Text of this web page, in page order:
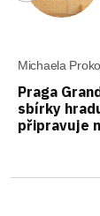
Michaela
Praga
sbírky
připravuje